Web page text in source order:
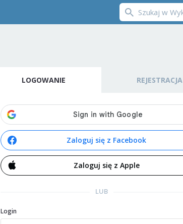
LOGOWANIE REJESTRACJA
Zaloguj się z Facebook
Zaloguj się z Apple
LUB
Login